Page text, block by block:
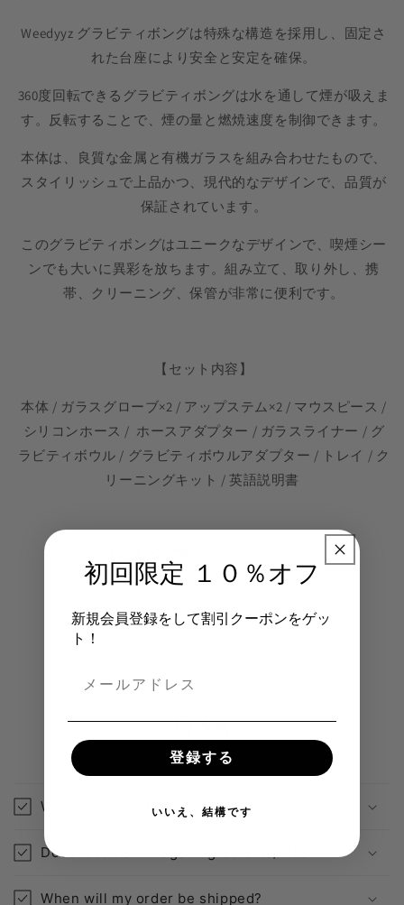
グ
数
量
を
減
す
グ
の
量
を
増
す
Weedyyz グラビティボングは特殊な構造を採用し、固定さ
れた台座により安全と安定を確保。
360度回転できるグラビティボングは水を通して煙が吸えま
す。反転することで、煙の量と燃焼速度を制御できます。
本体は、良質な金属と有機ガラスを組み合わせたもので、
スタイリッシュで上品かつ、現代的なデザインで、品質が
保証されています。
このグラビティボングはユニークなデザインで、喫煙シー
ンでも大いに異彩を放ちます。組み立て、取り外し、携
帯、クリーニング、保管が非常に便利です。
【セット内容】
本体 / ガラスグローブ×2 / アップステム×2 / マウスピース /
シリコンホース / ホースアダプター / ガラスライナー / グ
ラビティボウル / グラビティボウルアダプター / トレイ / ク
リーニングキット / 英語説明書
カスタマーレビュー
最初のレビューを書きましょう
FREQUENTLY ASKED QUESTIONS
Q&A
What are cannabinoids?
Does it contain illegal ingredients/THC?
When will my order be shipped?
初回限定 １０％オフ
新規会員登録をして割引クーポンをゲッ
ト！
登録する
いいえ、結構です